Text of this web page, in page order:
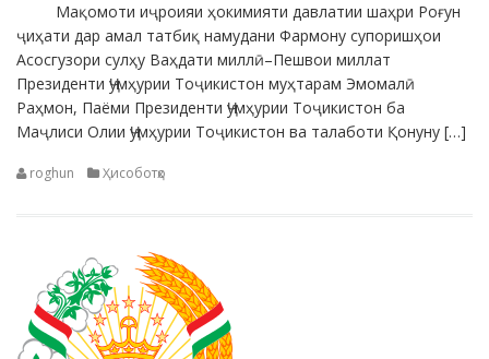
Мақомоти иҷроияи ҳокимияти давлатии шаҳри Роғун
ҷиҳати дар амал татбиқ намудани Фармону супоришҳои
Асосгузори сулҳу Ваҳдати миллӣ–Пешвои миллат
Президенти Ҷумҳурии Тоҷикистон муҳтарам Эмомалӣ
Раҳмон, Паёми Президенти Ҷумҳурии Тоҷикистон ба
Маҷлиси Олии Ҷумҳурии Тоҷикистон ва талаботи Қонуну […]
roghun Ҳисоботҳо